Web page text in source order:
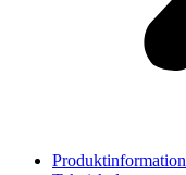
Produktinformation